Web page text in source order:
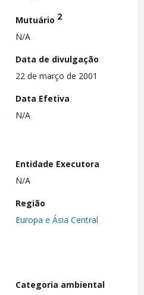
Mutuário 2
N/A
Data de divulgação
22 de março de 2001
Data Efetiva
N/A
Entidade Executora
N/A
Região
Europa e Ásia Central
Categoria ambiental